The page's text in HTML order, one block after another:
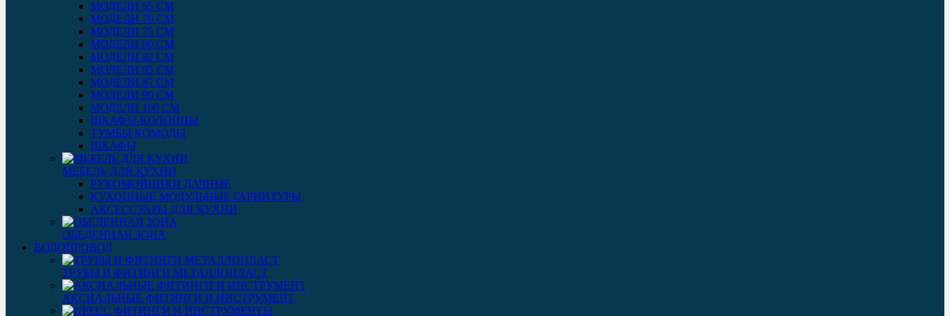
МОДЕЛИ 65 СМ
МОДЕЛИ 70 СМ
МОДЕЛИ 75 СМ
МОДЕЛИ 80 СМ
МОДЕЛИ 82 СМ
МОДЕЛИ 85 СМ
МОДЕЛИ 87 СМ
МОДЕЛИ 90 СМ
МОДЕЛИ 100 СМ
ШКАФЫ-КОЛОННЫ
ТУМБЫ КОМОДЫ
ШКАФЫ
МЕБЕЛЬ ДЛЯ КУХНИ
РУКОМОЙНИКИ ДАЧНЫЕ
КУХОННЫЕ МОДУЛЬНЫЕ ГАРНИТУРЫ
АКСЕССУАРЫ ДЛЯ КУХНИ
ОБЕДЕННАЯ ЗОНА
ВОДОПРОВОД
ТРУБЫ И ФИТИНГИ МЕТАЛЛОПЛАСТ
АКСИАЛЬНЫЕ ФИТИНГИ И ИНСТРУМЕНТ